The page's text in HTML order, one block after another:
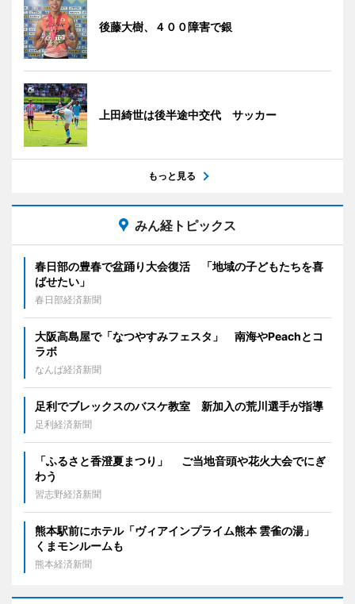
後藤大樹、４００障害で銀
上田綺世は後半途中交代 サッカー
もっと見る
みん経トピックス
春日部の豊春で盆踊り大会復活 「地域の子どもたちを喜
ばせたい」
春日部経済新聞
大阪高島屋で「なつやすみフェスタ」 南海やPeachとコ
ラボ
なんば経済新聞
足利でブレックスのバスケ教室 新加入の荒川選手が指導
足利経済新聞
「ふるさと香澄夏まつり」 ご当地音頭や花火大会でにぎ
わう
習志野経済新聞
熊本駅前にホテル「ヴィアインプライム熊本 雲雀の湯」
くまモンルームも
熊本経済新聞